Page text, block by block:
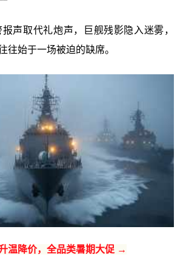
声取代礼炮声，巨舰残影隐入迷雾，
往始于一场被迫的缺席。
温降价，全品类暑期大促 →